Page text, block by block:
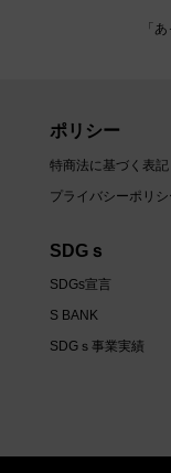
「
ポリシー
特商法に基づく表記
プライバシーポリシ
SDGｓ
SDGs宣言
S BANK
SDGｓ事業実績